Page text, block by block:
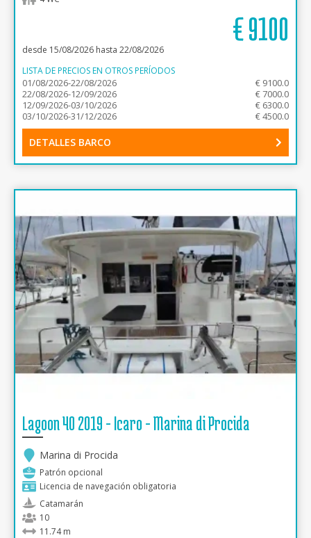
€9100
desde 15/08/2026 hasta 22/08/2026
LISTA DE PRECIOS EN OTROS PERÍODOS
01/08/2026-22/08/2026
€ 9100.0
22/08/2026-12/09/2026
€ 7000.0
12/09/2026-03/10/2026
€ 6300.0
03/10/2026-31/12/2026
€ 4500.0
DETALLES BARCO
Lagoon 40 2019 - Icaro - Marina di Procida
Marina di Procida
Patrón opcional
Licencia de navegación obligatoria
Catamarán
10
11.74 m